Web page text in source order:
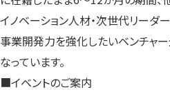
イノベーション人材・次世代リーダ
事業開発力を強化したいベンチャ
なっています。
■イベントのご案内